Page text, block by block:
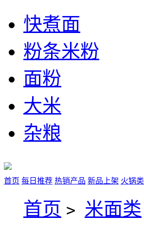
快煮面
粉条米粉
面粉
大米
杂粮
首页 每日推荐 热销产品 新品上架 火锅类
首页 > 米面类